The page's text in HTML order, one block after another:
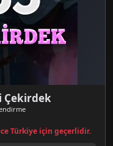
Çekirdek
Türkiye için geçerlidir.